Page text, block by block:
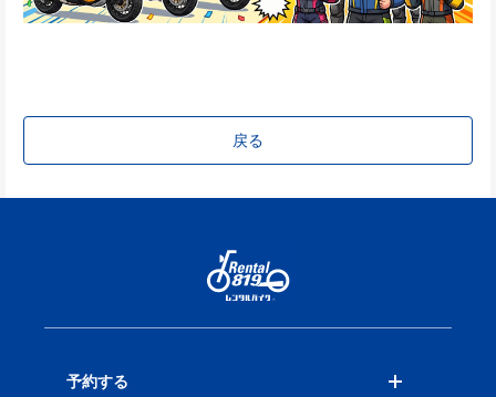
戻る
予約する